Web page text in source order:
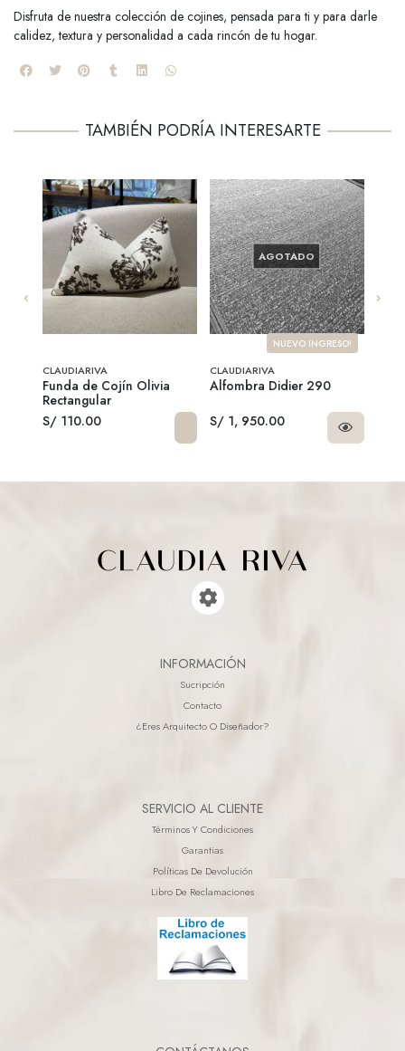
Disfruta de nuestra colección de cojines, pensada para ti y para darle
calidez, textura y personalidad a cada rincón de tu hogar.
TAMBIÉN PODRÍA INTERESARTE
CLAUDIARIVA
Funda de Cojín Olivia
Rectangular
S/ 110.00
AGOTADO
NUEVO INGRESO!
CLAUDIARIVA
Alfombra Didier 290
S/ 1, 950.00
INFORMACIÓN
Sucripción
Contacto
¿eres Arquitecto O Diseñador?
SERVICIO AL CLIENTE
Términos Y Condiciones
Garantias
Políticas De Devolución
Libro De Reclamaciones